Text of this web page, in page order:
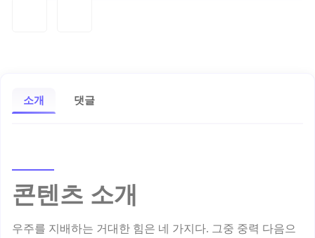
소개 댓글
콘텐츠 소개
우주를 지배하는 거대한 힘은 네 가지다. 그중 중력 다음으